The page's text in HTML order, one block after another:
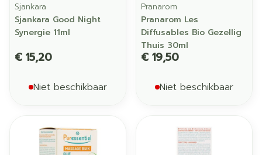
Sjankara
Sjankara Good Night
Synergie 11ml
€ 15,20
Niet beschikbaar
Pranarom
Pranarom Les
Diffusables Bio Gezellig
Thuis 30ml
€ 19,50
Niet beschikbaar